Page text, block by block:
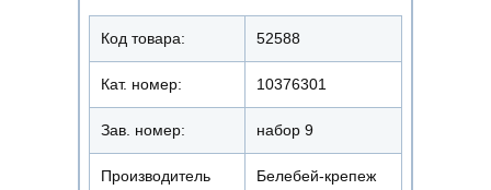
Код товара: 52588
Кат. номер: 10376301
Зав. номер: набор 9
Производитель Белебей-крепеж